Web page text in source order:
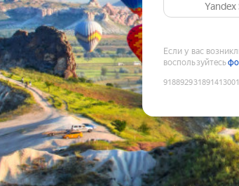
Если у вас
воспользуйтесь